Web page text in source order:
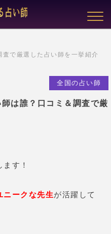
で厳選した占い師を一挙紹介
全国の占い師
は誰？口コミ＆調査で厳
す！
ニークな先生が活躍して